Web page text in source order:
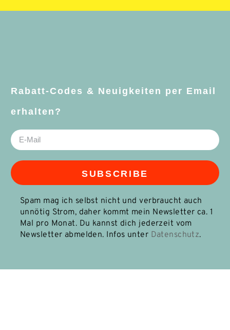
Rabatt-Codes & Neuigkeiten per Email
erhalten?
SUBSCRIBE
Spam mag ich selbst nicht und verbraucht auch
unnötig Strom, daher kommt mein Newsletter ca. 1
Mal pro Monat. Du kannst dich jederzeit vom
Newsletter abmelden. Infos unter Datenschutz.